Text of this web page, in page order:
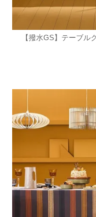
【撥水GS】テーブル